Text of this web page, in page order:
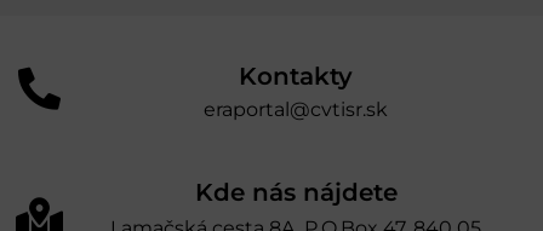
Kontakty
eraportal@cvtisr.sk
Kde nás nájdete